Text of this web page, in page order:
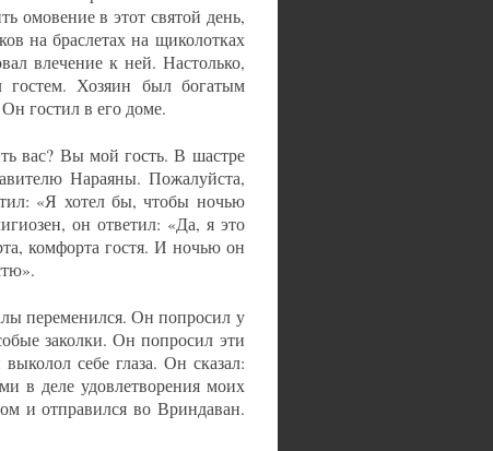
в этот святой день,
на браслетах на щиколотках
влечение к ней. Настолько,
Хозяин был богатым
гостил в его доме.
вас? Вы мой гость. В шастре
Нараяны. Пожалуйста,
«Я хотел бы, чтобы ночью
он ответил: «Да, я это
комфорта гостя. И ночью он
переменился. Он попросил у
заколки. Он попросил эти
себе глаза. Он сказал:
в деле удовлетворения моих
и отправился во Вриндаван.